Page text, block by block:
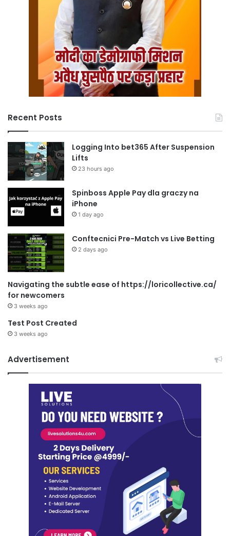
Recent Posts
Logging Into bet365 After Suspension
Lifts
23 hours ago
Spinboss Apple Pay dla graczy na
iPhone
1 day ago
Conftecnici Pre-Match vs Live Betting
2 days ago
Navigating the subtle ease of https://loricollective.ca/
for newcomers
3 weeks ago
Test Post Created
3 weeks ago
Advertisement